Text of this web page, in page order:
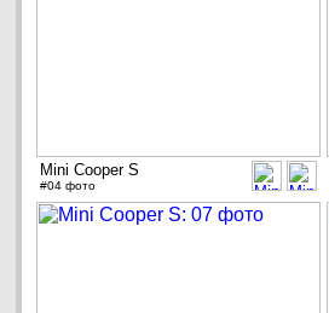
Mini Cooper S
#04 фото